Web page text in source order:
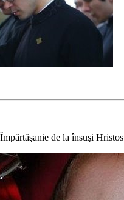
de la însuşi Hristos